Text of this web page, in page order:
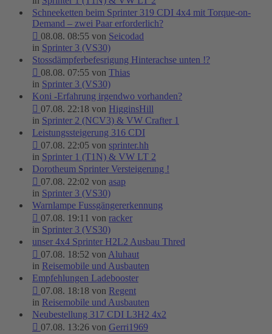
Schneeketten beim Sprinter 319 CDI 4x4 mit Torque-on-
Demand – zwei Paar erforderlich?
08.08. 08:55 von Seicodad
in Sprinter 3 (VS30)
Stossdämpferbefesrigung Hinterachse unten !?
08.08. 07:55 von Thias
in Sprinter 3 (VS30)
Koni -Erfahrung irgendwo vorhanden?
07.08. 22:18 von HigginsHill
in Sprinter 2 (NCV3) & VW Crafter 1
Leistungssteigerung 316 CDI
07.08. 22:05 von sprinter.hh
in Sprinter 1 (T1N) & VW LT 2
Dorotheum Sprinter Versteigerung !
07.08. 22:02 von asap
in Sprinter 3 (VS30)
Warnlampe Fussgängererkennung
07.08. 19:11 von racker
in Sprinter 3 (VS30)
unser 4x4 Sprinter H2L2 Ausbau Thred
07.08. 18:52 vonAluhaut
in Reisemobile und Ausbauten
Empfehlungen Ladebooster
07.08. 18:18 von Regent
in Reisemobile und Ausbauten
Neubestellung 317 CDI L3H2 4x2
07.08. 13:26 von Gerri1969